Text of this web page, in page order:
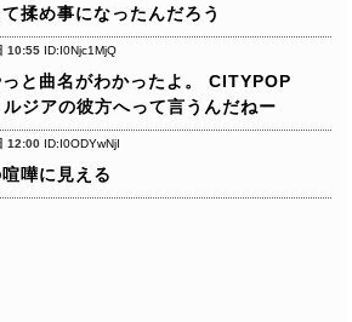
揉め事になったんだろう
10:55 ID:I0Njc1MjQ
と曲名がわかったよ。
CITYPOP
ジアの彼方へって言うんだねー
12:00 ID:I0ODYwNjI
嘩に見える